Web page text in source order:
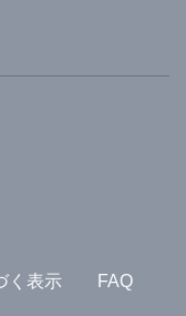
く表示 FAQ